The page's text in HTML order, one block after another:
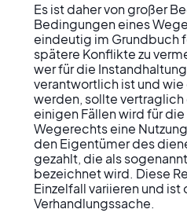
Es ist daher von großer
Bedingungen eines
eindeutig im Grundbuch
spätere Konflikte zu
wer für die
verantwortlich ist und
werden, sollte
einigen Fällen wird für
Wegerechts eine
den Eigentümer des
gezahlt, die als
bezeichnet wird. Diese
Einzelfall variieren und ist
Verhandlungssache.